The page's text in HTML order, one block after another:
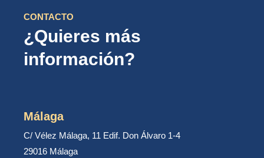
CONTACTO
¿Quieres más
información?
Málaga
C/ Vélez Málaga, 11 Edif. Don Álvaro 1-4
29016 Málaga